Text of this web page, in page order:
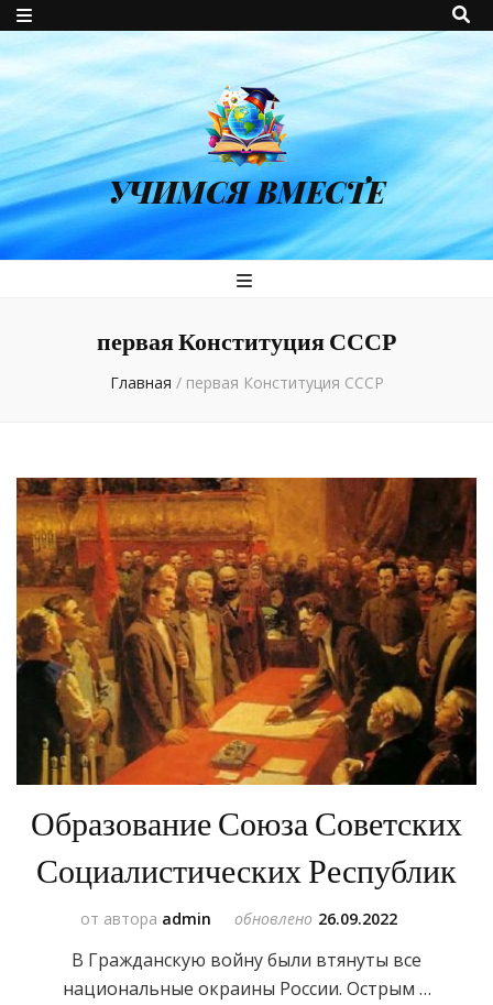
УЧИМСЯ ВМЕСТЕ
первая Конституция СССР
Главная / первая Конституция СССР
Образование Союза Советских
Социалистических Республик
от автора admin обновлено 26.09.2022
В Гражданскую войну были втянуты все
национальные окраины России. Острым …